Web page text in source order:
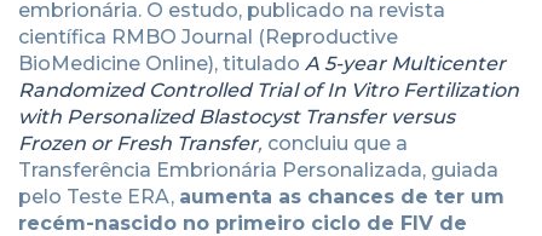
embrionária. O estudo, publicado na revista
científica RMBO Journal (Reproductive
BioMedicine Online), titulado A 5-year Multicenter
Randomized Controlled Trial of In Vitro Fertilization
with Personalized Blastocyst Transfer versus
Frozen or Fresh Transfer, concluiu que a
Transferência Embrionária Personalizada, guiada
pelo Teste ERA, aumenta as chances de ter um
recém-nascido no primeiro ciclo de FIV de